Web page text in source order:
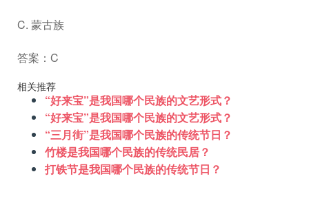
C. 蒙古族
答案：C
相关推荐
“好来宝”是我国哪个民族的文艺形式？
“好来宝”是我国哪个民族的文艺形式？
“三月街”是我国哪个民族的传统节日？
竹楼是我国哪个民族的传统民居？
打铁节是我国哪个民族的传统节日？